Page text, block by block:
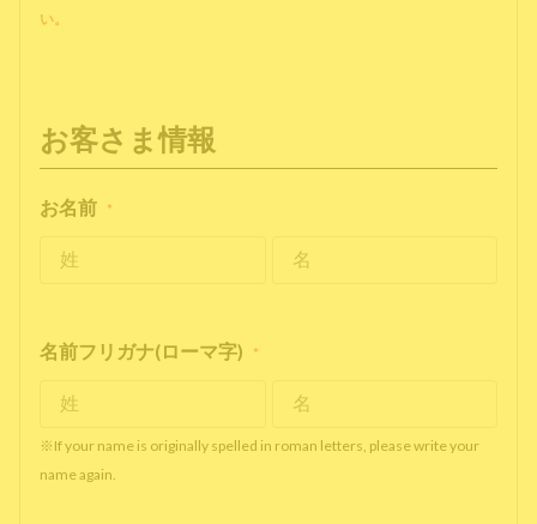
い。
お客さま情報
お名前 *
名前フリガナ(ローマ字) *
※If your name is originally spelled in roman letters, please write your
name again.